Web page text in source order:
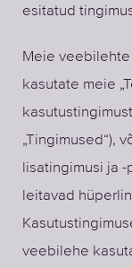
esitatud
Meie
kasutate meie
„Tingimused“),
lisatingimusi ja
leitavad
veebilehe